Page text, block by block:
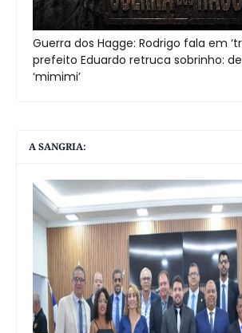
Guerra dos Hagge: Rodrigo fala em
prefeito Eduardo retruca sobrinho:
‘mimimi’
A SANGRIA: